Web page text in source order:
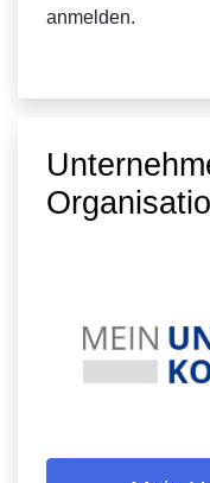
anmelden.